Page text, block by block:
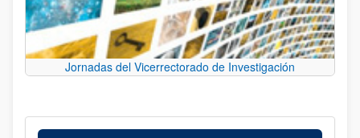
Jornadas del Vicerrectorado de Investigación